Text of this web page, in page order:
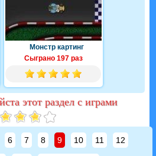
Монстр картинг
Сыграно 197 раз
этот раздел с играми
6 7 8 9 10 11 12